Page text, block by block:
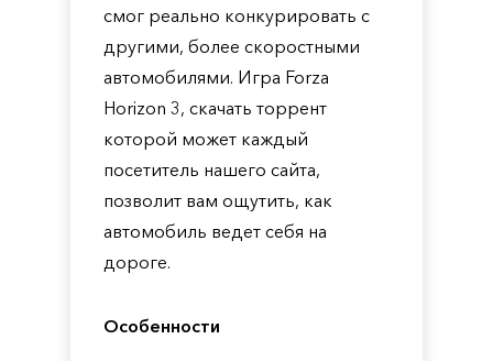
смог реально конкурировать с
другими, более скоростными
автомобилями. Игра Forza
Horizon 3, скачать торрент
которой может каждый
посетитель нашего сайта,
позволит вам ощутить, как
автомобиль ведет себя на
дороге.
Особенности